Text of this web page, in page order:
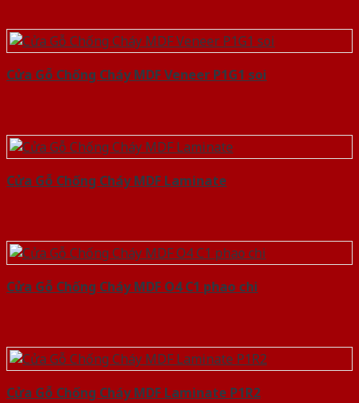
Cửa Gỗ Chống Cháy MDF Veneer P1G1 soi
Cửa Gỗ Chống Cháy MDF Laminate
Cửa Gỗ Chống Cháy MDF O4 C1 phao chi
Cửa Gỗ Chống Cháy MDF Laminate P1R2